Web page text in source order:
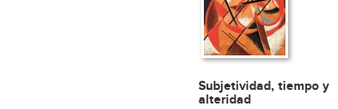
Subjetividad, tiempo y
alteridad